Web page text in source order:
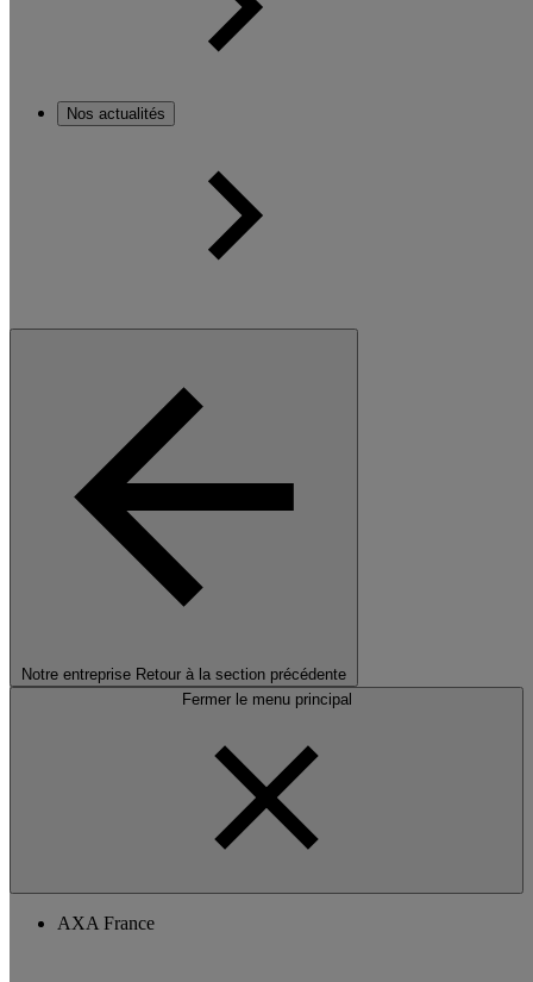
Nos actualités
Notre entreprise Retour à la section précédente
Fermer le menu principal
AXA France